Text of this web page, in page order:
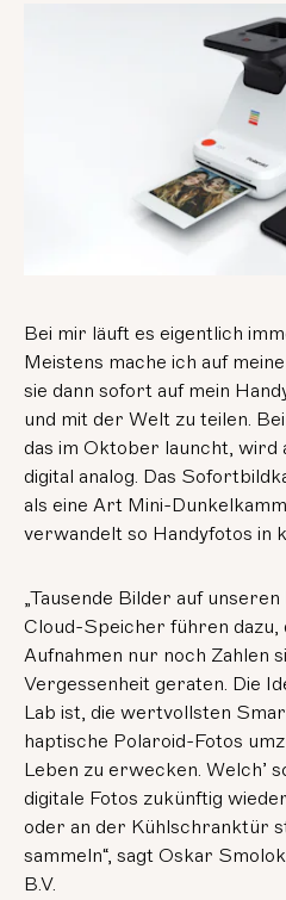
Bei mir läuft es eigentlich
Meistens mache ich auf
sie dann sofort auf mein
und mit der Welt zu teilen.
das im Oktober launcht, wird
digital analog. Das
als eine Art Mini-
verwandelt so Handyfotos in
„Tausende Bilder auf
Cloud-Speicher führen dazu,
Aufnahmen nur noch Zahlen
Vergessenheit geraten. Die
Lab ist, die wertvollsten
haptische Polaroid-Fotos
Leben zu erwecken. Welch’
digitale Fotos zukünftig
oder an der Kühlschranktür
sammeln“, sagt Oskar
B.V.